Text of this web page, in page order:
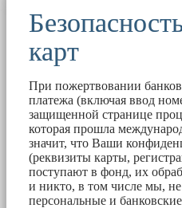
карт
При пожертвовании
платежа (включая ввод
защищенной странице
которая прошла
значит, что Ваши
(реквизиты карты,
поступают в фонд, их
и никто, в том числе мы,
персональные и